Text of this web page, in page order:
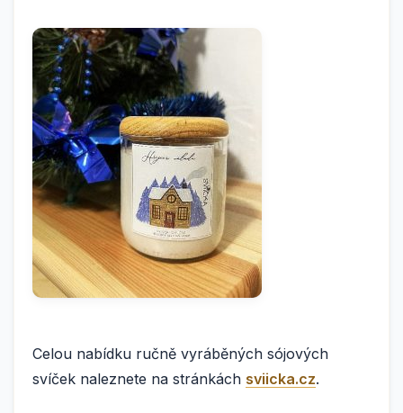
Celou nabídku ručně vyráběných sójových
svíček naleznete na stránkách sviicka.cz.